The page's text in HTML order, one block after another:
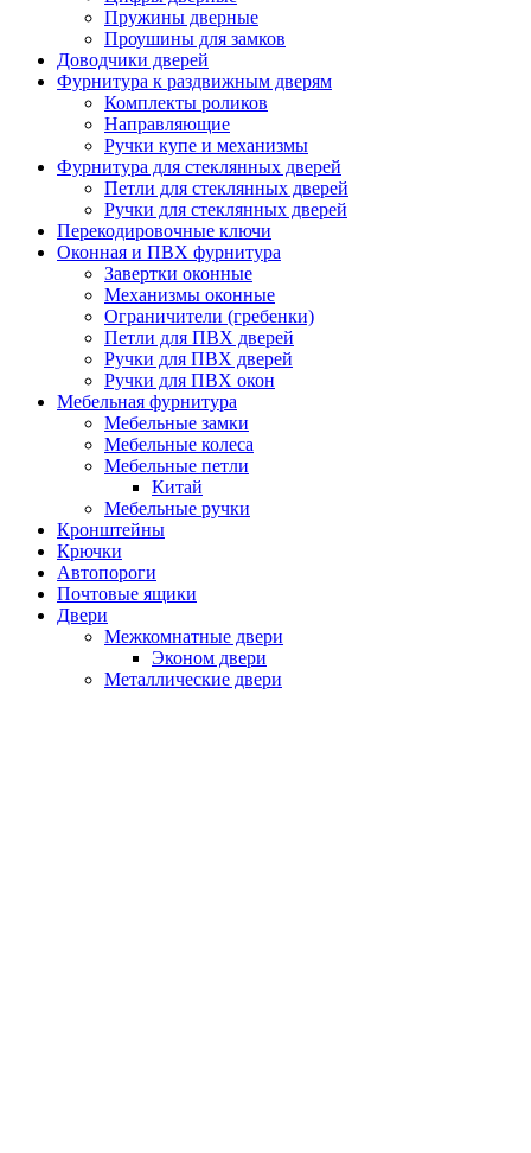
Пружины дверные
Проушины для замков
Доводчики дверей
Фурнитура к раздвижным дверям
Комплекты роликов
Направляющие
Ручки купе и механизмы
Фурнитура для стеклянных дверей
Петли для стеклянных дверей
Ручки для стеклянных дверей
Перекодировочные ключи
Оконная и ПВХ фурнитура
Завертки оконные
Механизмы оконные
Ограничители (гребенки)
Петли для ПВХ дверей
Ручки для ПВХ дверей
Ручки для ПВХ окон
Мебельная фурнитура
Мебельные замки
Мебельные колеса
Мебельные петли
Китай
Мебельные ручки
Кронштейны
Крючки
Автопороги
Почтовые ящики
Двери
Межкомнатные двери
Эконом двери
Металлические двери